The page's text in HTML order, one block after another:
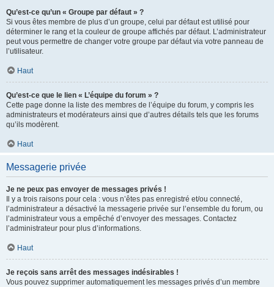
Qu’est-ce qu’un « Groupe par défaut » ?
Si vous êtes membre de plus d’un groupe, celui par défaut est utilisé pour
déterminer le rang et la couleur de groupe affichés par défaut. L’administrateur
peut vous permettre de changer votre groupe par défaut via votre panneau de
l’utilisateur.
Haut
Qu’est-ce que le lien « L’équipe du forum » ?
Cette page donne la liste des membres de l’équipe du forum, y compris les
administrateurs et modérateurs ainsi que d’autres détails tels que les forums
qu’ils modèrent.
Haut
Messagerie privée
Je ne peux pas envoyer de messages privés !
Il y a trois raisons pour cela : vous n’êtes pas enregistré et/ou connecté,
l’administrateur a désactivé la messagerie privée sur l’ensemble du forum, ou
l’administrateur vous a empêché d’envoyer des messages. Contactez
l’administrateur pour plus d’informations.
Haut
Je reçois sans arrêt des messages indésirables !
Vous pouvez supprimer automatiquement les messages privés d’un membre